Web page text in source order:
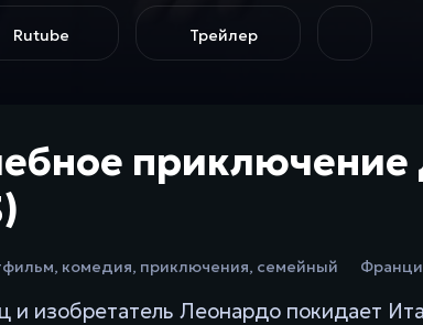
Rutube Трейлер
, комедия, приключения, семейный
и изобретатель Леонардо покидает